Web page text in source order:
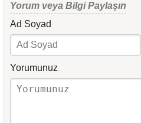
Yorum veya Bilgi Paylaşın
Ad Soyad
Yorumunuz